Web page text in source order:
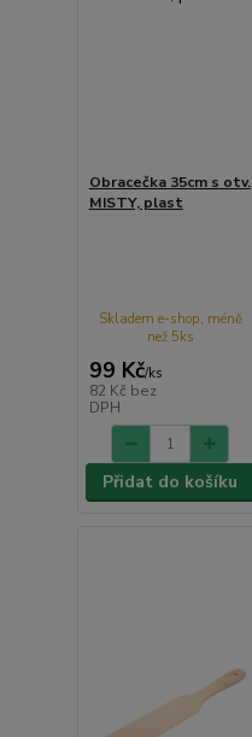
Obracečka 35cm s otv.
MISTY, plast
99 Kč/ks
82 Kč bez
DPH
Skladem e-shop, méně
než 5ks
Přidat do košíku